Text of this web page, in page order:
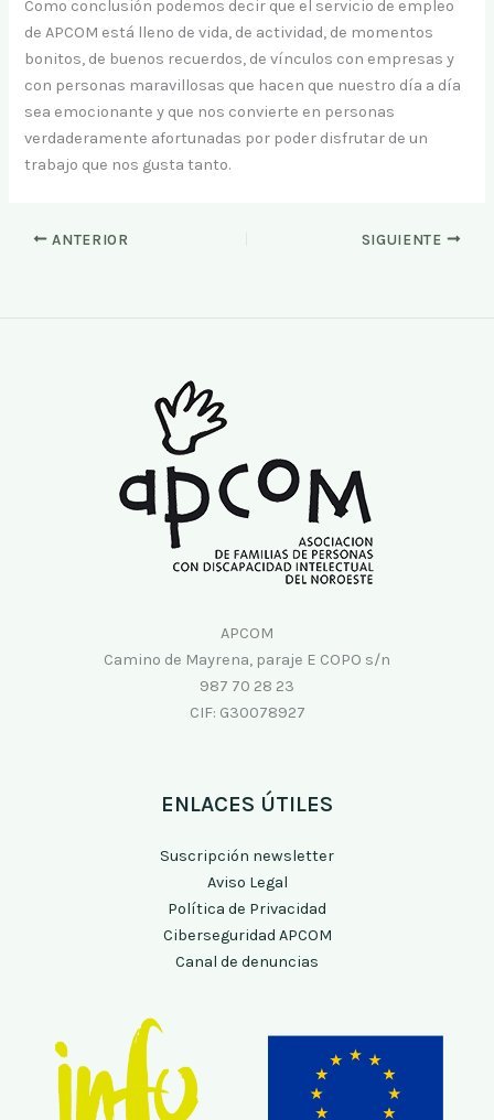
Como conclusión podemos decir que el servicio de empleo
de APCOM está lleno de vida, de actividad, de momentos
bonitos, de buenos recuerdos, de vínculos con empresas y
con personas maravillosas que hacen que nuestro día a día
sea emocionante y que nos convierte en personas
verdaderamente afortunadas por poder disfrutar de un
trabajo que nos gusta tanto.
ANTERIOR SIGUIENTE
APCOM
Camino de Mayrena, paraje E COPO s/n
987 70 28 23
CIF: G30078927
ENLACES ÚTILES
Suscripción newsletter
Aviso Legal
Política de Privacidad
Ciberseguridad APCOM
Canal de denuncias